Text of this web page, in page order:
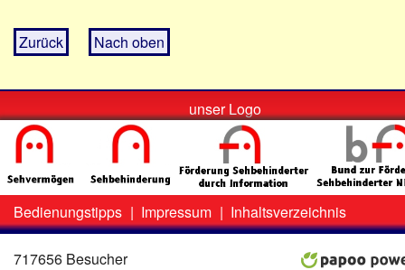
Zurück Nach oben
unser Logo
Zweit-
Menü
Bedienungstipps | Impressum | Inhaltsverzeichnis
717656 Besucher